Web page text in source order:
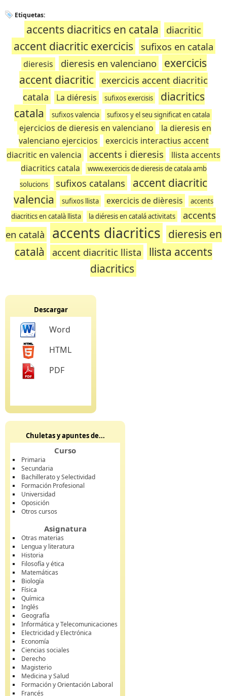
Etiquetas:
accents diacritics en catala diacritic
accent diacritic exercicis sufixos en catala
dieresis dieresis en valenciano
exercicis
accent diacritic
exercicis accent diacritic
catala
La diéresis sufixos exercisis
diacritics
catala
sufixos valencia sufixos y el seu significat en catala
ejercicios de dieresis en valenciano
la dieresis en
valenciano ejercicios
exercicis interactius accent
diacritic en valencia
accents i dieresis
llista accents
diacritics catala
www.exercicis de dieresis de catala amb
solucions
sufixos catalans
accent diacritic
valencia
sufixos llista exercicis de dièresis
accents
diacritics en català llista
la diéresis en catalá activitats
accents
en català
accents diacritics dieresis en
català
accent diacritic llista
llista accents
diacritics
Descargar
Word
HTML
PDF
Chuletas y apuntes de...
Curso
Primaria
Secundaria
Bachillerato y Selectividad
Formación Profesional
Universidad
Oposición
Otros cursos
Asignatura
Otras materias
Lengua y literatura
Historia
Filosofía y ética
Matemáticas
Biología
Física
Química
Inglés
Geografía
Informática y Telecomunicaciones
Electricidad y Electrónica
Economía
Ciencias sociales
Derecho
Magisterio
Medicina y Salud
Formación y Orientación Laboral
Francés